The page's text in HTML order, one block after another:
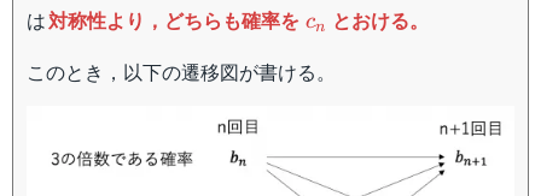
は対称性より，どちらも確率を c_n
cn
とおける。
このとき，以下の遷移図が書ける。